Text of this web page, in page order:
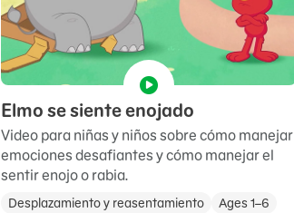
Elmo se siente enojado
Video para niñas y niños sobre cómo manejar
emociones desafiantes y cómo manejar el
sentir enojo o rabia.
Desplazamiento y reasentamiento Ages 1–6